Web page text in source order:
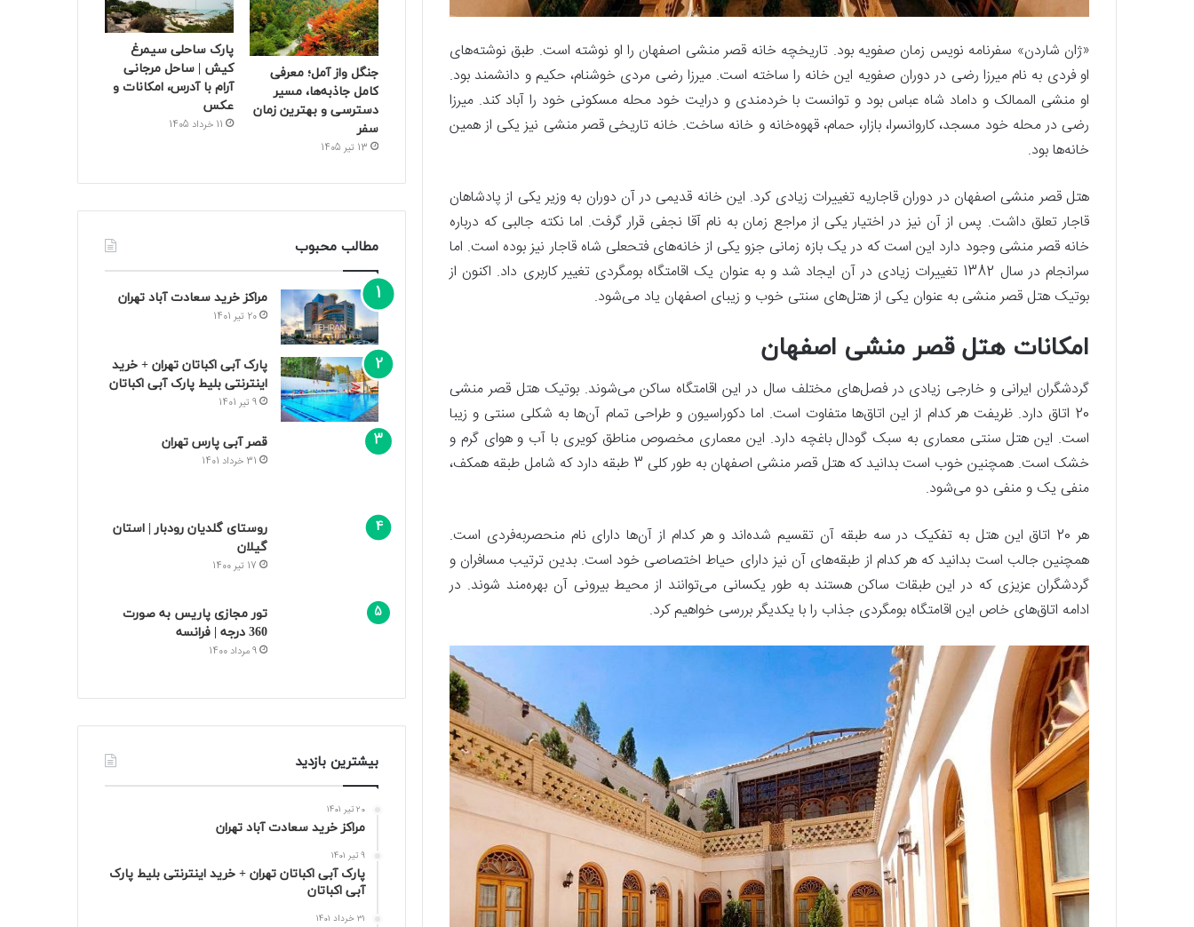
«ژان شاردن» سفرنامه نویس زمان صفویه بود. تاریخچه خانه قصر منشی اصفهان را او نوشته است. طبق نوشته‌های
او فردی به نام میرزا رضی در دوران صفویه این خانه را ساخته است. میرزا رضی مردی خوشنام، حکیم و دانشمند بود.
او منشی الممالک و داماد شاه عباس بود و توانست با خردمندی و درایت خود محله مسکونی خود را آباد کند. میرزا
رضی در محله خود مسجد، کاروانسرا، بازار، حمام، قهوه‌خانه و خانه ساخت. خانه تاریخی قصر منشی نیز یکی از همین
خانه‌ها بود.
هتل قصر منشی اصفهان در دوران قاجاریه تغییرات زیادی کرد. این خانه قدیمی در آن دوران به وزیر یکی از پادشاهان
قاجار تعلق داشت. پس از آن نیز در اختیار یکی از مراجع زمان به نام آقا نجفی قرار گرفت. اما نکته جالبی که درباره
خانه قصر منشی وجود دارد این است که در یک بازه زمانی جزو یکی از خانه‌های فتحعلی شاه قاجار نیز بوده است. اما
سرانجام در سال 1382 تغییرات زیادی در آن ایجاد شد و به عنوان یک اقامتگاه بومگردی تغییر کاربری داد. اکنون از
بوتیک هتل قصر منشی به عنوان یکی از هتل‌های سنتی خوب و زیبای اصفهان یاد می‌شود.
امکانات هتل قصر منشی اصفهان
گردشگران ایرانی و خارجی زیادی در فصل‌های مختلف سال در این اقامتگاه ساکن می‌شوند. بوتیک هتل قصر منشی
20 اتاق دارد. ظریفت هر کدام از این اتاق‌ها متفاوت است. اما دکوراسیون و طراحی تمام آن‌ها به شکلی سنتی و زیبا
است. این هتل سنتی معماری به سبک گودال باغچه دارد. این معماری مخصوص مناطق کویری با آب و هوای گرم و
خشک است. همچنین خوب است بدانید که هتل قصر منشی اصفهان به طور کلی 3 طبقه دارد که شامل طبقه همکف،
منفی یک و منفی دو می‌شود.
هر 20 اتاق این هتل به تفکیک در سه طبقه آن تقسیم شده‌اند و هر کدام از آن‌ها دارای نام منحصربه‌فردی است.
همچنین جالب است بدانید که هر کدام از طبقه‌های آن نیز دارای حیاط اختصاصی خود است. بدین ترتیب مسافران و
گردشگران عزیزی که در این طبقات ساکن هستند به طور یکسانی می‌توانند از محیط بیرونی آن بهره‌مند شوند. در
ادامه اتاق‌های خاص این اقامتگاه بومگردی جذاب را با یکدیگر بررسی خواهیم کرد.
جنگل واز آمل؛ معرفی
کامل جاذبه‌ها، مسیر
دسترسی و بهترین زمان
سفر
13 تیر 1405
پارک ساحلی سیمرغ
کیش | ساحل مرجانی
آرام با آدرس، امکانات و
عکس
11 خرداد 1405
مطالب محبوب
مراکز خرید سعادت‌ آباد تهران
20 تیر 1401
پارک آبی اکباتان تهران + خرید
اینترنتی بلیط پارک آبی اکباتان
9 تیر 1401
قصر آبی پارس تهران
31 خرداد 1401
روستای گلدیان رودبار | استان
گیلان
17 تیر 1400
تور مجازی پاریس به صورت
360 درجه | فرانسه
9 مرداد 1400
بیشترین بازدید
20 تیر 1401
مراکز خرید سعادت‌ آباد تهران
9 تیر 1401
پارک آبی اکباتان تهران + خرید اینترنتی بلیط پارک
آبی اکباتان
31 خرداد 1401